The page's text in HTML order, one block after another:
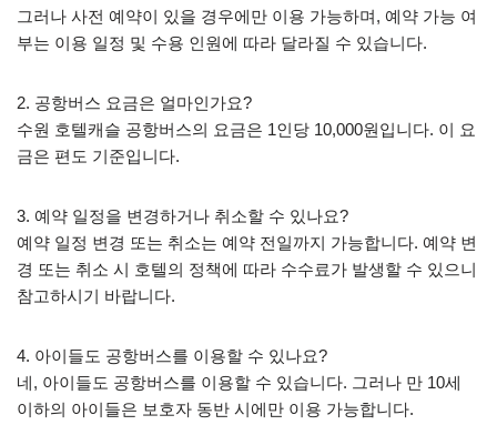
그러나 사전 예약이 있을 경우에만 이용 가능하며, 예약 가능 여
부는 이용 일정 및 수용 인원에 따라 달라질 수 있습니다.
2. 공항버스 요금은 얼마인가요?
수원 호텔캐슬 공항버스의 요금은 1인당 10,000원입니다. 이 요
금은 편도 기준입니다.
3. 예약 일정을 변경하거나 취소할 수 있나요?
예약 일정 변경 또는 취소는 예약 전일까지 가능합니다. 예약 변
경 또는 취소 시 호텔의 정책에 따라 수수료가 발생할 수 있으니
참고하시기 바랍니다.
4. 아이들도 공항버스를 이용할 수 있나요?
네, 아이들도 공항버스를 이용할 수 있습니다. 그러나 만 10세
이하의 아이들은 보호자 동반 시에만 이용 가능합니다.